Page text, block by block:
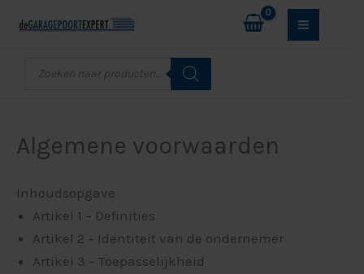
naar
inhoudzoeken
Algemene voorwaarden
Inhoudsopgave
Artikel 1 – Definities
Artikel 2 – Identiteit van de ondernemer
Artikel 3 – Toepasselijkheid